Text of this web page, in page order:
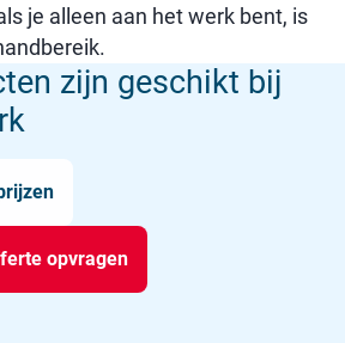
je alleen aan het werk bent, is
zijn geschikt bij
opvragen